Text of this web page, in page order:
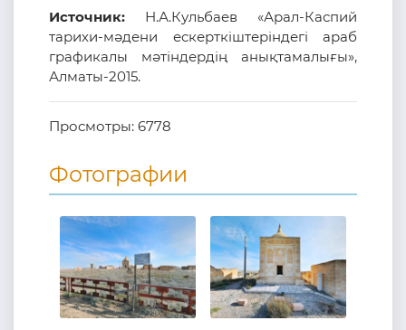
Источник: Н.А.Кульбаев «Арал-Каспий
тарихи-мәдени ескерткіштеріндегі араб
графикалы мәтіндердің анықтамалығы»,
Алматы-2015.
Просмотры: 6778
Фотографии